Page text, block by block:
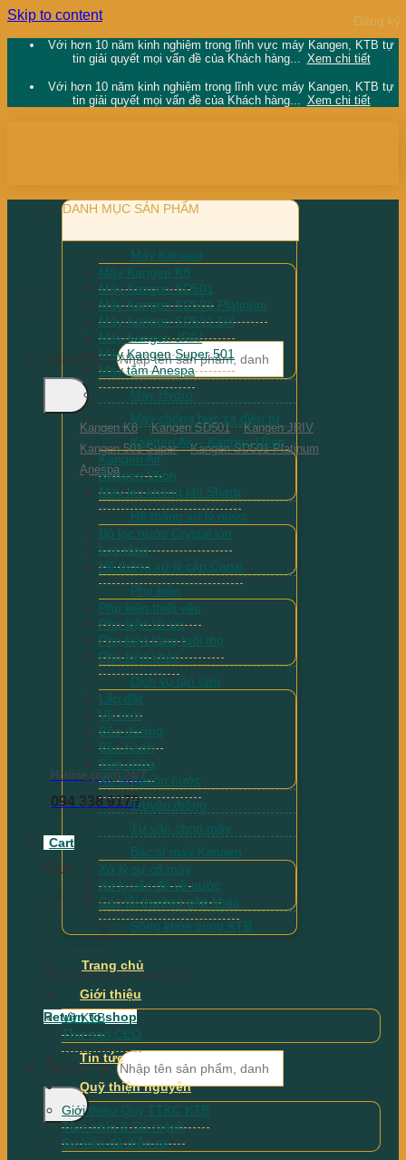
Skip to content
Với hơn 10 năm kinh nghiệm trong lĩnh vực máy Kangen, KTB tự
tin giải quyết mọi vấn đề của Khách hàng... Xem chi tiết
Với hơn 10 năm kinh nghiệm trong lĩnh vực máy Kangen, KTB tự
tin giải quyết mọi vấn đề của Khách hàng... Xem chi tiết
Search for:
Kangen K8 Kangen SD501
Kangen JRIV
Kangen 501 Super
Kangen SD501 Platinum
Anespa
Hotline (zalo) 24/7
094 338 9179
Cart
Cart
No products in the cart.
Return to shop
Search for:
DANH MỤC SẢN PHẨM
Máy Kangen
Máy Kangen K8
Máy Kangen SD501
Máy Kangen SD501 Platinum
Máy Kangen SD501 DX
Máy Kangen JRIV
Máy Kangen Super 501
Máy tắm Anespa
Máy Hydro
Máy chống bức xạ điện từ
Kangen Air – Kangen Ukon
Kangen Air
Kangen Ukon
Máy lọc không khí Sharp
Hệ thống xử lý nước
Bộ lọc nước Crystal ion
Lọc tổng
Hệ thống xử lý cặn Canxi
Phụ kiện
Phụ kiện thiết yếu
Phụ kiện tối ưu
Phụ kiện tăng tuổi thọ
Phụ kiện khác
Dịch vụ tận tâm
Lắp đặt
Vệ sinh
Bảo dưỡng
Bảo hành
Sửa chữa
Xử lý nguồn nước
Truyền thông
Tư vấn chọn máy
Bác sĩ máy Kangen
Xử lý sự cố máy
Xử lý vấn đề về nước
Các lỗi thường gặp khác
Sống khỏe cùng KTB
Trang chủ
Giới thiệu
Về KTB
Thư ngõ CEO
Tin tức
Quỹ thiện nguyện
Giới thiệu Quỹ TTKC KTB
Tầm nhìn & Sứ mệnh
Sự kiện đã diễn ra